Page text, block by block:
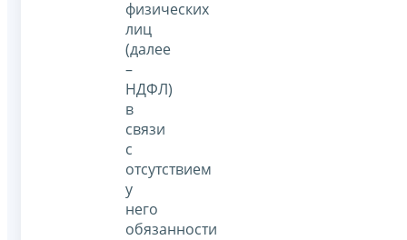
физических
лиц
(далее
–
НДФЛ)
в
связи
с
отсутствием
у
него
обязанности